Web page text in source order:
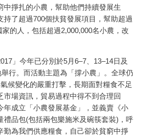
中掙扎的小農，幫助他們持續發展生
持了超過700個扶貧發展項目，幫助超過
家的人，包括超過2,000,000名小農，改
」今年已分別於5月6–7、13–14日及
行。而活動主題為「撐小農」。全球仍
候變化的嚴重打擊，長期面對糧食不足
市場資訊，貿易過程中得不到合理回
年成立「小農發展基金」，並義賣《小
禮品包(包括兩包樂施米及碗筷套裝)，呼
勤為我們供應糧食，自己卻於貧窮中掙